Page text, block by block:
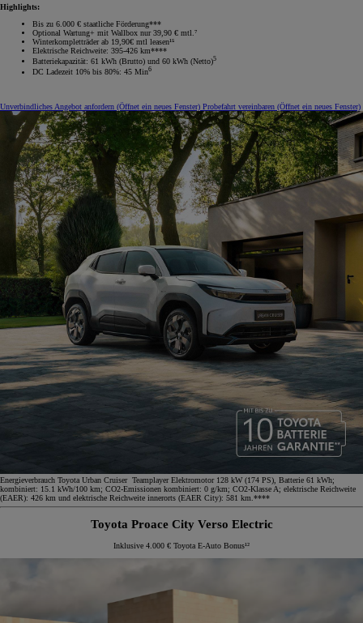
Highlights:
Bis zu 6.000 € staatliche Förderung***
Optional Wartung+ mit Wallbox nur 39,90 € mtl.⁷
Winterkompletträder ab 19,90€ mtl leasen¹⁵
Elektrische Reichweite: 395-426 km****
Batteriekapazität: 61 kWh (Brutto) und 60 kWh (Netto)5
DC Ladezeit 10% bis 80%: 45 Min6
Unverbindliches Angebot anfordern (Öffnet ein neues Fenster) Probefahrt vereinbaren (Öffnet ein neues Fenster)
Energieverbrauch Toyota Urban Cruiser Teamplayer Elektromotor 128 kW (174 PS), Batterie 61 kWh;
kombiniert: 15.1 kWh/100 km; CO2-Emissionen kombiniert: 0 g/km; CO2-Klasse A; elektrische Reichweite
(EAER): 426 km und elektrische Reichweite innerorts (EAER City): 581 km.****
Toyota Proace City Verso Electric
Inklusive 4.000 € Toyota E-Auto Bonus¹²